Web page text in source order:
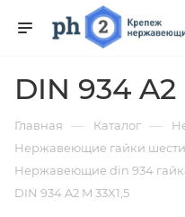
DIN 934 A2
Главная — Каталог —
Нержавеющие гайки
Нержавеющие din 934
DIN 934 A2 M 33X1,5